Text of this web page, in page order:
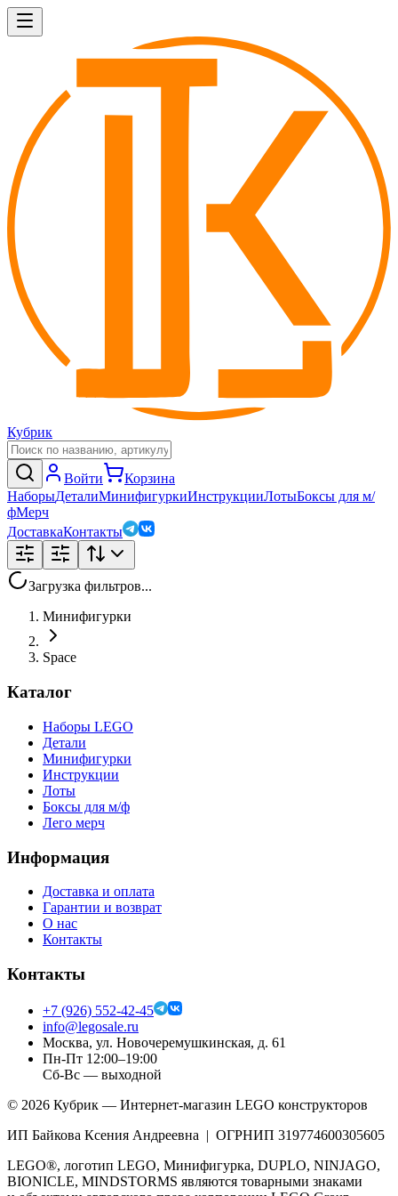
Кубрик
Войти
Корзина
НаборыДеталиМинифигуркиИнструкцииЛотыБоксы для м/
фМерч
ДоставкаКонтакты
Загрузка фильтров...
Минифигурки
Space
Каталог
Наборы LEGO
Детали
Минифигурки
Инструкции
Лоты
Боксы для м/ф
Лего мерч
Информация
Доставка и оплата
Гарантии и возврат
О нас
Контакты
Контакты
+7 (926) 552-42-45
info@legosale.ru
Москва, ул. Новочеремушкинская, д. 61
Пн-Пт 12:00–19:00
Сб-Вс — выходной
© 2026 Кубрик — Интернет-магазин LEGO конструкторов
ИП Байкова Ксения Андреевна | ОГРНИП 319774600305605
LEGO®, логотип LEGO, Минифигурка, DUPLO, NINJAGO,
BIONICLE, MINDSTORMS являются товарными знаками